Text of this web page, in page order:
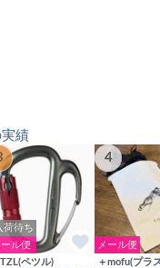
績
荷待ち
ール便
ペツル)
4
メール便
＋mofu(プラ